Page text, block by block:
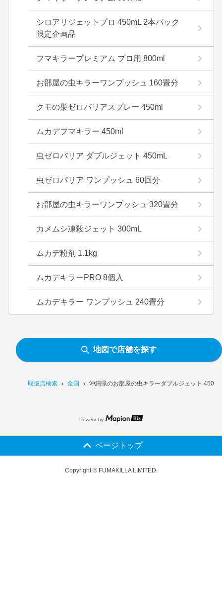
取扱店検索 全国 沖縄県のお部屋の虫キラーダブルジェット
シロアリジェットプロ 450mL 2本パック
限定企画品
フマキラープレミアム プロ用 800ml
お部屋の虫キラーワンプッシュ 160畳分
クモの巣ゼロバリアスプレー 450ml
ムカデフマキラー 450ml
虫ゼロバリア ダブルジェット 450mL
虫ゼロバリア ワンプッシュ 60回分
お部屋の虫キラーワンプッシュ 320畳分
カメムシ凍殺ジェット 300mL
ムカデ粉剤 1.1kg
ムカデキラーPRO 8個入
ムカデキラー ワンプッシュ 240畳分
地図で店舗を探す
Powerd by
ページトップ
Copyright © FUMAKILLA LIMITED.